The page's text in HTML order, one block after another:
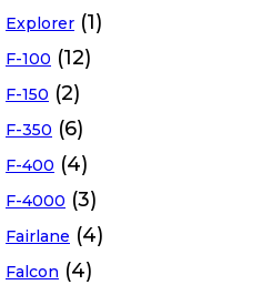
Explorer (1)
F-100 (12)
F-150 (2)
F-350 (6)
F-400 (4)
F-4000 (3)
Fairlane (4)
Falcon (4)